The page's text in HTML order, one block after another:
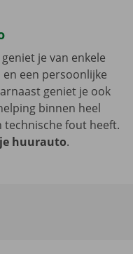
je van enkele
een persoonlijke
geniet je ook
binnen heel
technische fout heeft.
huurauto.